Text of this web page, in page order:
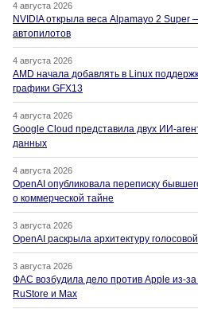
4 августа 2026
NVIDIA открыла веса Alpamayo 2 Super
автопилотов
4 августа 2026
AMD начала добавлять в Linux
графики GFX13
4 августа 2026
Google Cloud представила двух ИИ-
данных
4 августа 2026
OpenAI опубликовала переписку
о коммерческой тайне
3 августа 2026
OpenAI раскрыла архитектуру
3 августа 2026
ФАС возбудила дело против Apple из-
RuStore и Max